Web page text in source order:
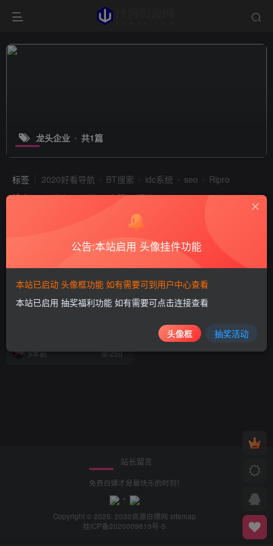
龙头企业 共1篇
标签 2020好看导航 BT搜索 idc系统 seo
Ripro
排序
发布 浏览 点赞 评论
消息称苹果 Apple Car 团队走
5年前 250
站长留言
免费白嫖才是最快乐的时刻！
Copyright © 2025· 2030资源白嫖网 sitemap
桂ICP备2020009819号-5
公告:本站启用 头像挂件功能
本站已启动 头像框功能 如有需要可到用户中心查看
本站已启用 抽奖福利功能 如有需要可点击连接查看
头像框 抽奖活动